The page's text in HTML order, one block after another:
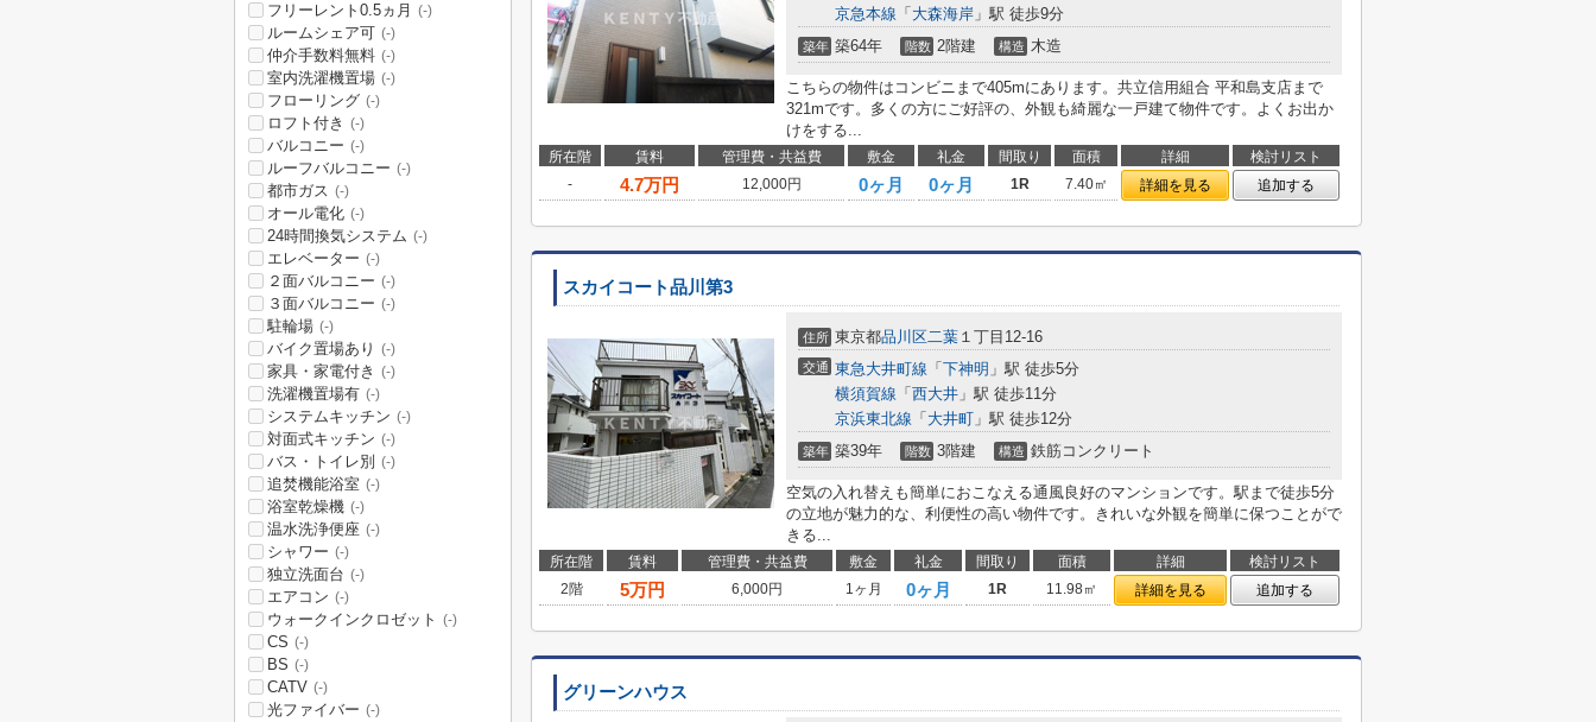
京急本線 「 大森海岸 」駅 徒歩9分
築年 築64年 階数 2階建 構造 木造
こちらの物件はコンビニまで405mにあります。共立信用組合 平和島支店まで
321mです。多くの方にご好評の、外観も綺麗な一戸建て物件です。よくお出か
けをする...
所在階 賃料 管理費・共益費 敷金 礼金 間取り 面積 詳細
検討リスト
-
4.7万円 12,000円 0ヶ月 0ヶ月 1R 7.40㎡ 詳細を見る 追加する
スカイコート品川第3
住所 東京都品川区二葉 １丁目12-16
交通 東急大井町線 「 下神明 」駅 徒歩5分
横須賀線 「 西大井 」駅 徒歩11分
京浜東北線 「 大井町 」駅 徒歩12分
築年 築39年 階数 3階建 構造 鉄筋コンクリート
空気の入れ替えも簡単におこなえる通風良好のマンションです。駅まで徒歩5分
の立地が魅力的な、利便性の高い物件です。きれいな外観を簡単に保つことがで
きる...
所在階 賃料 管理費・共益費 敷金 礼金 間取り 面積 詳細
検討リスト
2階
5万円 6,000円 1ヶ月 0ヶ月 1R 11.98㎡ 詳細を見る 追加する
グリーンハウス
フリーレント0.5ヵ月 (-)
ルームシェア可 (-)
仲介手数料無料 (-)
室内洗濯機置場 (-)
フローリング (-)
ロフト付き (-)
バルコニー (-)
ルーフバルコニー (-)
都市ガス (-)
オール電化 (-)
24時間換気システム (-)
エレベーター (-)
２面バルコニー (-)
３面バルコニー (-)
駐輪場 (-)
バイク置場あり (-)
家具・家電付き (-)
洗濯機置場有 (-)
システムキッチン (-)
対面式キッチン (-)
バス・トイレ別 (-)
追焚機能浴室 (-)
浴室乾燥機 (-)
温水洗浄便座 (-)
シャワー (-)
独立洗面台 (-)
エアコン (-)
ウォークインクロゼット (-)
CS (-)
BS (-)
CATV (-)
光ファイバー (-)